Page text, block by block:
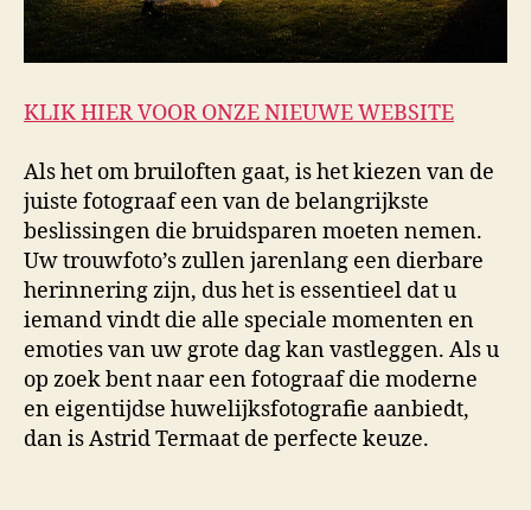
KLIK HIER VOOR ONZE NIEUWE WEBSITE
Als het om bruiloften gaat, is het kiezen van de
juiste fotograaf een van de belangrijkste
beslissingen die bruidsparen moeten nemen.
Uw trouwfoto’s zullen jarenlang een dierbare
herinnering zijn, dus het is essentieel dat u
iemand vindt die alle speciale momenten en
emoties van uw grote dag kan vastleggen. Als u
op zoek bent naar een fotograaf die moderne
en eigentijdse huwelijksfotografie aanbiedt,
dan is Astrid Termaat de perfecte keuze.